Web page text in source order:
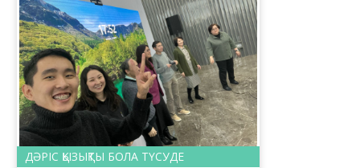
ДӘРІС ҚЫЗЫҚТЫ БОЛА ТҮСУДЕ